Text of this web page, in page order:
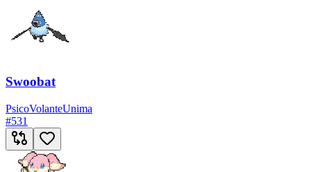
Swoobat
PsicoVolanteUnima
#531